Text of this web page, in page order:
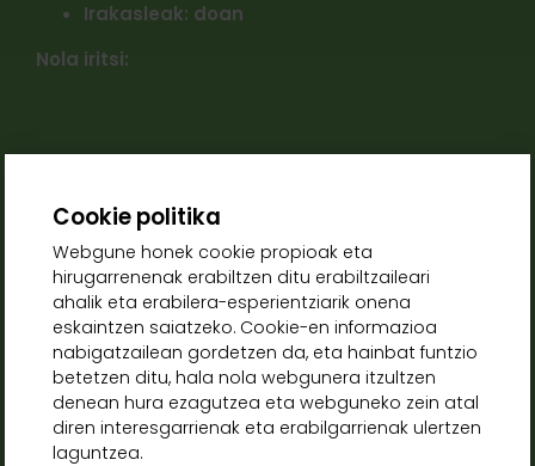
Irakasleak: doan
Nola iritsi:
Helbidea
Pl. Carlos III El Noble, s/n, 31390 Olite, Navarra
Cookie politika
Webgune honek cookie propioak eta
hirugarrenenak erabiltzen ditu erabiltzaileari
ahalik eta erabilera-esperientziarik onena
eskaintzen saiatzeko. Cookie-en informazioa
nabigatzailean gordetzen da, eta hainbat funtzio
betetzen ditu, hala nola webgunera itzultzen
denean hura ezagutzea eta webguneko zein atal
diren interesgarrienak eta erabilgarrienak ulertzen
laguntzea.